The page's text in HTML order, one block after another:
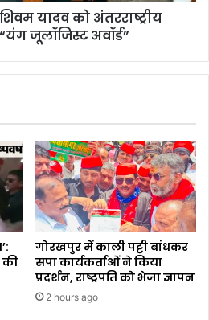
यादव को अंतरराष्ट्रीय
जूलॉजिस्ट अवॉर्ड”
की
गोरखपुर में काली पट्टी बांधकर
सपा कार्यकर्ताओं ने किया
प्रदर्शन, राष्ट्रपति को भेजा ज्ञापन
2 hours ago